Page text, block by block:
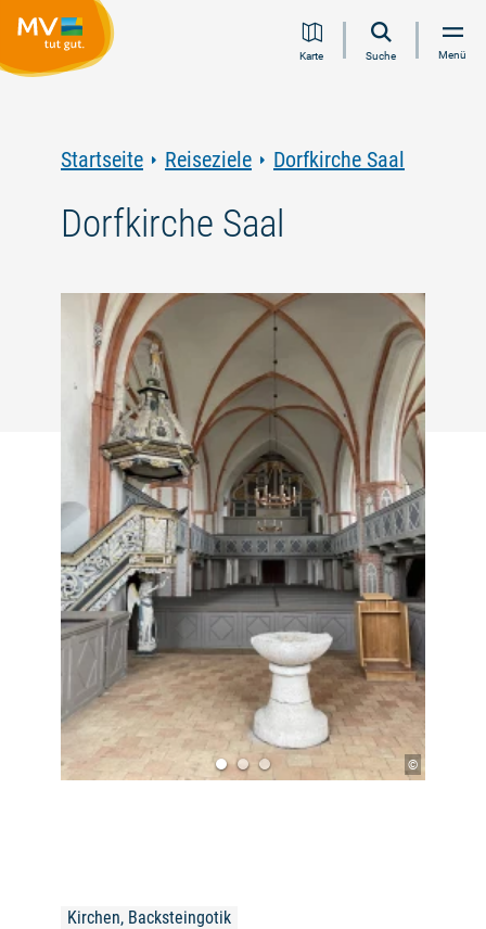
Inhalt
Navigation
Volltextsuche
FooterKarte Suche Menü
Startseite Reiseziele Dorfkirche Saal
Dorfkirche Saal
©
Kirchen, Backsteingotik